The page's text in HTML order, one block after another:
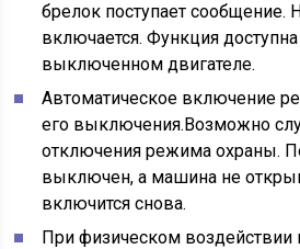
брелок поступает сообщение.
включается. Функция
выключенном двигателе.
Автоматическое включение
его выключения.Возможно
отключения режима охраны.
выключен, а машина не
включится снова.
При физическом воздействии